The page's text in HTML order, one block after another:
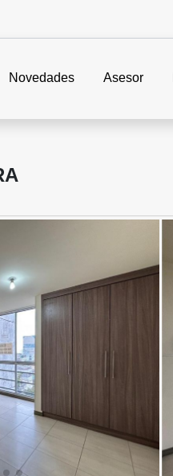
Novedades Asesor